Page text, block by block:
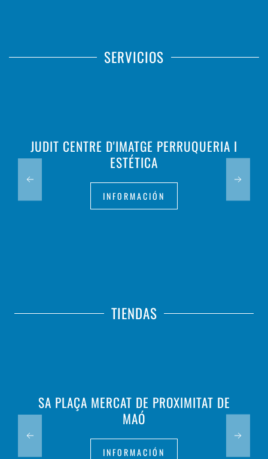
SERVICIOS
JUDIT CENTRE D'IMATGE PERRUQUERIA I
ESTÉTICA
INFORMACIÓN
TIENDAS
SA PLAÇA MERCAT DE PROXIMITAT DE
MAÓ
INFORMACIÓN